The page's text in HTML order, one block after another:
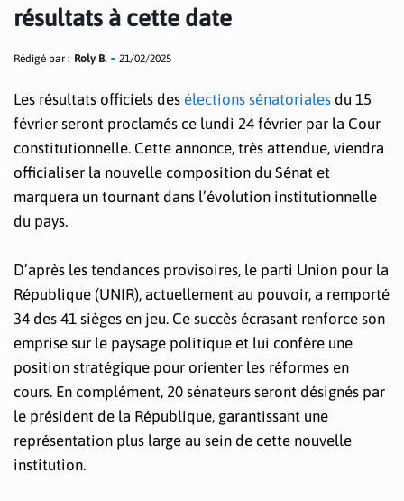
résultats à cette date
Rédigé par : Roly B. 21/02/2025
Les résultats officiels des élections sénatoriales du 15
février seront proclamés ce lundi 24 février par la Cour
constitutionnelle. Cette annonce, très attendue, viendra
officialiser la nouvelle composition du Sénat et
marquera un tournant dans l’évolution institutionnelle
du pays.
D’après les tendances provisoires, le parti Union pour la
République (UNIR), actuellement au pouvoir, a remporté
34 des 41 sièges en jeu. Ce succès écrasant renforce son
emprise sur le paysage politique et lui confère une
position stratégique pour orienter les réformes en
cours. En complément, 20 sénateurs seront désignés par
le président de la République, garantissant une
représentation plus large au sein de cette nouvelle
institution.